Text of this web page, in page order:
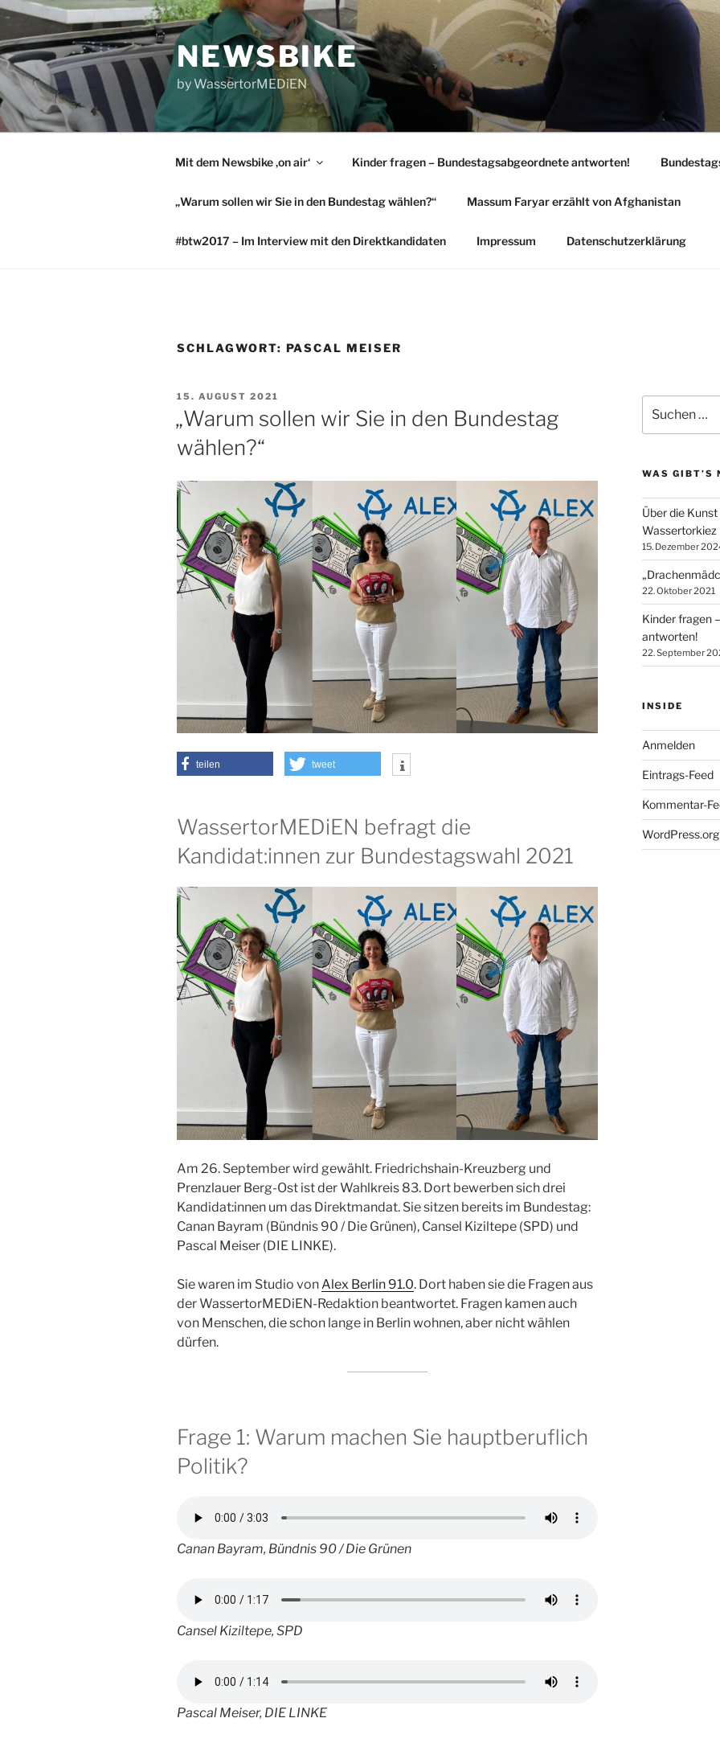
Zum
springen
NEWSBIKE
by WassertorMEDiEN
Mit dem Newsbike ‚on air‘ Kinder fragen – Bundestagsabgeordnete antworten!
„Warum sollen wir Sie in den Bundestag wählen?“ Massum Faryar erzählt von Afghanistan
#btw2017 – Im Interview mit den Direktkandidaten Impressum Datenschutzerklärung
SCHLAGWORT: PASCAL MEISER
VERÖFFENTLICHT
AM
15. AUGUST 2021
„Warum sollen wir Sie in den Bundestag
wählen?“
teilen tweet
WassertorMEDiEN befragt die
Kandidat:innen zur Bundestagswahl 2021
Am 26. September wird gewählt. Friedrichshain-Kreuzberg und
Prenzlauer Berg-Ost ist der Wahlkreis 83. Dort bewerben sich drei
Kandidat:innen um das Direktmandat. Sie sitzen bereits im Bundestag:
Canan Bayram (Bündnis 90 / Die Grünen), Cansel Kiziltepe (SPD) und
Pascal Meiser (DIE LINKE).
Sie waren im Studio von Alex Berlin 91.0. Dort haben sie die Fragen aus
der WassertorMEDiEN-Redaktion beantwortet. Fragen kamen auch
von Menschen, die schon lange in Berlin wohnen, aber nicht wählen
dürfen.
Frage 1: Warum machen Sie hauptberuflich
Politik?
Canan Bayram, Bündnis 90 / Die Grünen
Cansel Kiziltepe, SPD
Pascal Meiser, DIE LINKE
nach:
WAS GIBT’S
Über die
Wassertorkiez
15. Dezember
22. Oktober 2021
Kinder fragen
antworten!
22. September
INSIDE
Anmelden
Eintrags-Feed
Kommentar-
WordPress.org